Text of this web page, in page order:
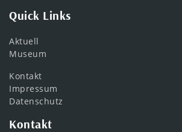
Quick Links
Aktuell
Museum
Kontakt
Impressum
Datenschutz
Kontakt